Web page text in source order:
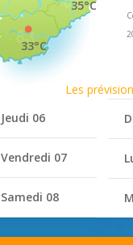
35°C
33°C
Les
Jeudi 06
Vendredi 07
Samedi 08